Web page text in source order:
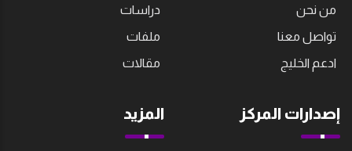
من نحن
تواصل معنا
ادعم الخليج
دراسات
ملفات
مقالات
إصدارات المركز المزيد